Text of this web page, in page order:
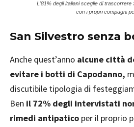
L'81% degli italiani sceglie di trascorrere
con i propri compagni
San Silvestro senza
Anche quest’anno alcune città
evitare i botti di Capodanno,
discutibile tipologia di
Ben il 72% degli intervistati
rimedi antipatico per il proprio